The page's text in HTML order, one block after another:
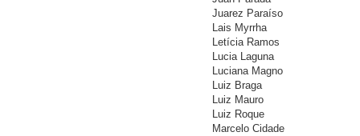
Juarez Paraíso
Lais Myrrha
Letícia Ramos
Lucia Laguna
Luciana Magno
Luiz Braga
Luiz Mauro
Luiz Roque
Marcelo Cidade